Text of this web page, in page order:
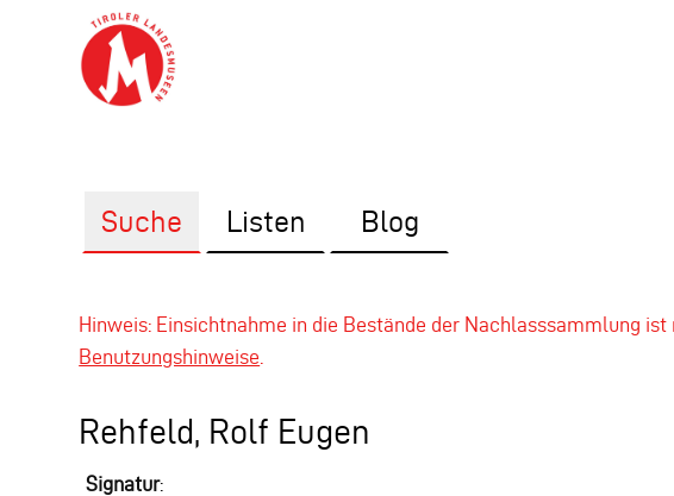
Suche Listen Blog
Hinweis: Einsichtnahme in die Bestände der Nachlasssammlung
Benutzungshinweise
Rehfeld, Rolf Eugen
Signatur: